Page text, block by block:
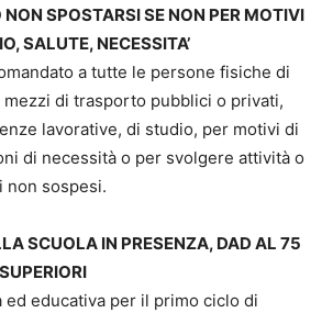
SPOSTARSI SE NON PER MOTIVI
SALUTE, NECESSITA’
a tutte le persone fisiche di
di trasporto pubblici o privati,
lavorative, di studio, per motivi di
di necessità o per svolgere attività o
non sospesi.
SCUOLA IN PRESENZA, DAD AL 75
ed educativa per il primo ciclo di